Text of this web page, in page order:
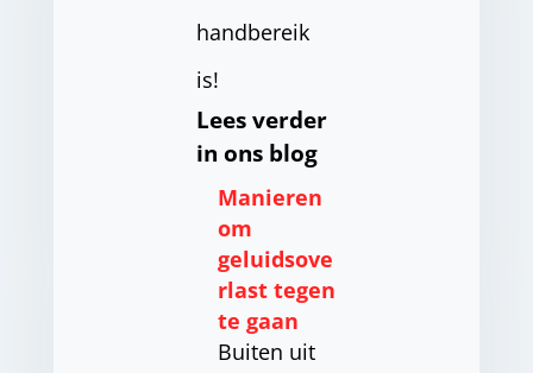
handbereik
is!
Lees verder
in ons blog
Manieren
om
geluidsove
rlast tegen
te gaan
Buiten uit